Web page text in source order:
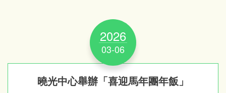
2026
03-06
曉光中心舉辦「喜迎馬年團年飯」